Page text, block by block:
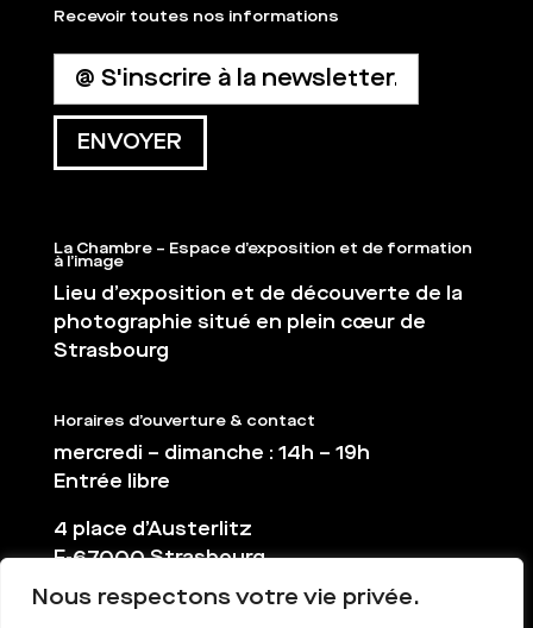
Nous respectons votre vie privée.
Recevoir toutes nos informations
La Chambre – Espace d’exposition et de formation
à l’image
Lieu d’exposition et de découverte de la
photographie situé en plein cœur de
Strasbourg
Horaires d’ouverture & contact
mercredi – dimanche : 14h – 19h
Entrée libre
4 place d’Austerlitz
F-67000 Strasbourg
03 88 36 65 38